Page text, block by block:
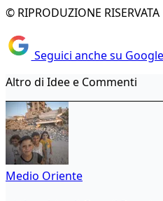
© RIPRODUZIONE RISERVATA
Seguici anche su
Altro di Idee e Commenti
Medio Oriente